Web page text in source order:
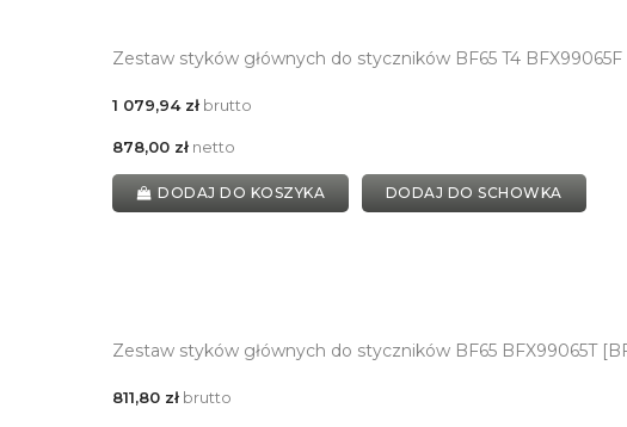
Zestaw styków głównych do styczników BF65 T4 BFX99065F
1 079,94 złbrutto
878,00 złnetto
DODAJ DO KOSZYKA DODAJ DO SCHOWKA
Zestaw styków głównych do styczników BF65 BFX99065T
811,80 złbrutto